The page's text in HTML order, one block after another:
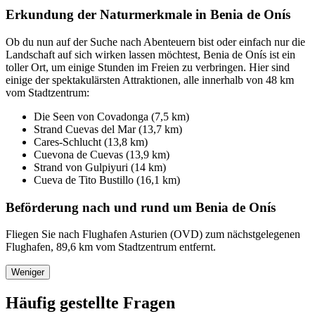
Erkundung der Naturmerkmale in Benia de Onís
Ob du nun auf der Suche nach Abenteuern bist oder einfach nur die
Landschaft auf sich wirken lassen möchtest, Benia de Onís ist ein
toller Ort, um einige Stunden im Freien zu verbringen. Hier sind
einige der spektakulärsten Attraktionen, alle innerhalb von 48 km
vom Stadtzentrum:
Die Seen von Covadonga (7,5 km)
Strand Cuevas del Mar (13,7 km)
Cares-Schlucht (13,8 km)
Cuevona de Cuevas (13,9 km)
Strand von Gulpiyuri (14 km)
Cueva de Tito Bustillo (16,1 km)
Beförderung nach und rund um Benia de Onís
Fliegen Sie nach Flughafen Asturien (OVD) zum nächstgelegenen
Flughafen, 89,6 km vom Stadtzentrum entfernt.
Weniger
Häufig gestellte Fragen